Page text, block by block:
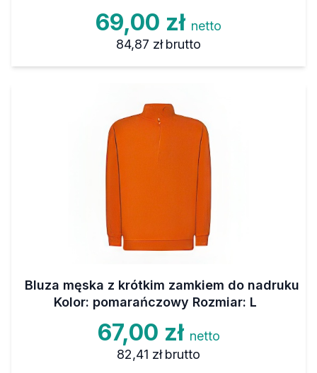
69,00 zł netto
84,87 zł brutto
Bluza męska z krótkim zamkiem do nadruku
Kolor: pomarańczowy Rozmiar: L
67,00 zł netto
82,41 zł brutto